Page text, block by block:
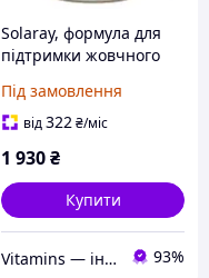
Solaray, формула для
підтримки жовчного
VegCap
Під замовлення
від322₴/міс
1 930₴
Купити
Vitamins — інтернет-магазин вітамінів та мінералів 93%